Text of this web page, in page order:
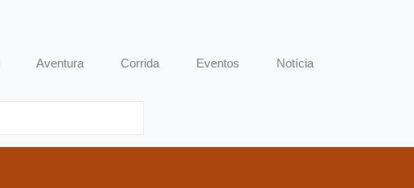
Aventura Corrida Eventos Notícia